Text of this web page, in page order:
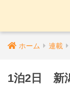
ホーム 連載
1泊2日 新